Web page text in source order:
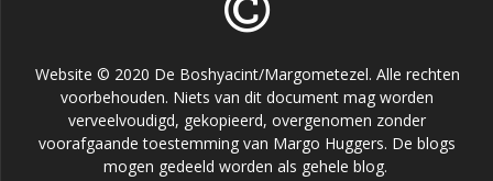
Website © 2020 De Boshyacint/Margometezel. Alle rechten
voorbehouden. Niets van dit document mag worden
verveelvoudigd, gekopieerd, overgenomen zonder
voorafgaande toestemming van Margo Huggers. De blogs
mogen gedeeld worden als gehele blog.